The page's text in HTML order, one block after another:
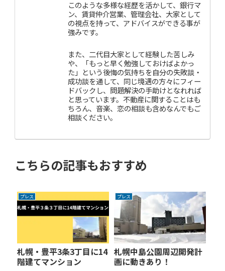
このような多様な経歴を活かして、銀行マ
ン、賃貸仲介営業、管理会社、大家として
の視点を持って、アドバイスができる事が
強みです。
また、二代目大家として経験した苦しみ
や、「もっと早く勉強しておけばよかっ
た」という後悔の気持ちを自分の失敗談・
成功談を通して、同じ境遇の方々にフィー
ドバックし、問題解決の手助けとなれれば
と思っています。不動産に関することはも
ちろん、音楽、恋の相談も含めなんでもご
相談ください。
こちらの記事もおすすめ
プレス
札幌・豊平3条3丁目に14
階建てマンション
プレス
札幌中島公園周辺開発計
画に動きあり！